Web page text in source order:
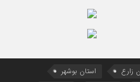
زارع
استان بوشهر